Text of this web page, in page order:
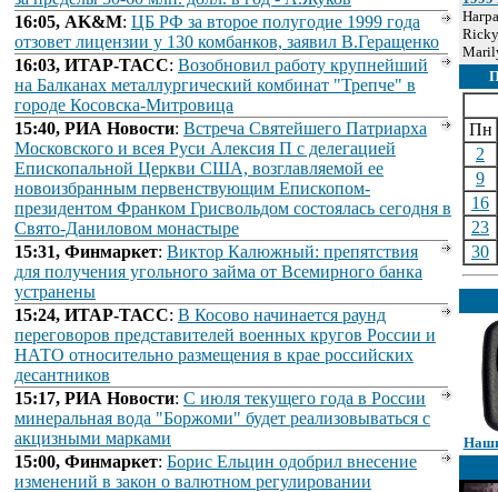
16:05, AK&M: ЦБ РФ за второе полугодие 1999 года
отзовет лицензии у 130 комбанков, заявил В.Геращенко
16:03, ИТАР-ТАСС: Возобновил работу крупнейший
на Балканах металлургический комбинат "Трепче" в
городе Косовска-Митровица
15:40, РИА Новости: Встреча Святейшего Патриарха
Московского и всея Руси Алексия П с делегацией
Епископальной Церкви США, возглавляемой ее
новоизбранным первенствующим Епископом-
президентом Франком Грисвольдом состоялась сегодня в
Свято-Даниловом монастыре
15:31, Финмаркет: Виктор Калюжный: препятствия
для получения угольного займа от Всемирного банка
устранены
15:24, ИТАР-ТАСС: В Косово начинается раунд
переговоров представителей военных кругов России и
НАТО относительно размещения в крае российских
десантников
15:17, РИА Новости: С июля текущего года в России
минеральная вода "Боржоми" будет реализовываться с
акцизными марками
15:00, Финмаркет: Борис Ельцин одобрил внесение
изменений в закон о валютном регулировании
Пн
2
9
16
23
30